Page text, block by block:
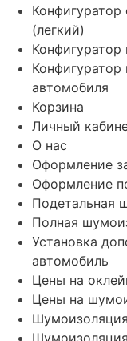
(легкий)
автомобиля
Корзина
Личный
О нас
Оформление
Оформление
Подетальная
Полная
Установка
автомобиль
Цены на
Цены на